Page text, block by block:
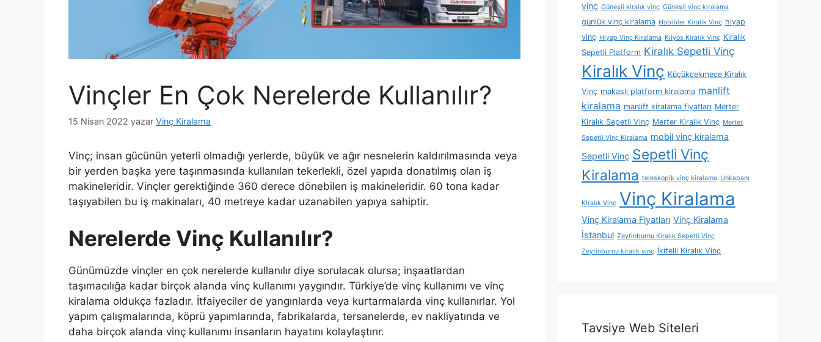
Vinçler En Çok Nerelerde Kullanılır?
15 Nisan 2022 yazar Vinç Kiralama
Vinç; insan gücünün yeterli olmadığı yerlerde, büyük ve ağır nesnelerin kaldırılmasında veya
bir yerden başka yere taşınmasında kullanılan tekerlekli, özel yapıda donatılmış olan iş
makineleridir. Vinçler gerektiğinde 360 derece dönebilen iş makineleridir. 60 tona kadar
taşıyabilen bu iş makinaları, 40 metreye kadar uzanabilen yapıya sahiptir.
Nerelerde Vinç Kullanılır?
Günümüzde vinçler en çok nerelerde kullanılır diye sorulacak olursa; inşaatlardan
taşımacılığa kadar birçok alanda vinç kullanımı yaygındır. Türkiye’de vinç kullanımı ve vinç
kiralama oldukça fazladır. İtfaiyeciler de yangınlarda veya kurtarmalarda vinç kullanırlar. Yol
yapım çalışmalarında, köprü yapımlarında, fabrikalarda, tersanelerde, ev nakliyatında ve
daha birçok alanda vinç kullanımı insanların hayatını kolaylaştırır.
vinç Güneşli kiralık vinç Güneşli vinç kiralama
günlük vinç kiralama Habibler Kiralık Vinç hiyap
vinç Hiyap Vinç Kiralama Kilyos Kiralık Vinç Kiralık
Sepetli Platform Kiralık Sepetli Vinç
Kiralık Vinç Küçükçekmece Kiralık
Vinç makaslı platform kiralama manlift
kiralama manlift kiralama fiyatları Merter
Kiralık Sepetli Vinç Merter Kiralık Vinç Merter
Sepetli Vinç Kiralama mobil vinç kiralama
Sepetli Vinç Sepetli Vinç
Kiralama teleskopik vinç kiralama Unkapanı
Kiralık Vinç Vinç Kiralama
Vinç Kiralama Fiyatları Vinç Kiralama
İstanbul Zeytinburnu Kiralık Sepetli Vinç
Zeytinburnu kiralık vinç İkitelli Kiralık Vinç
Tavsiye Web Siteleri